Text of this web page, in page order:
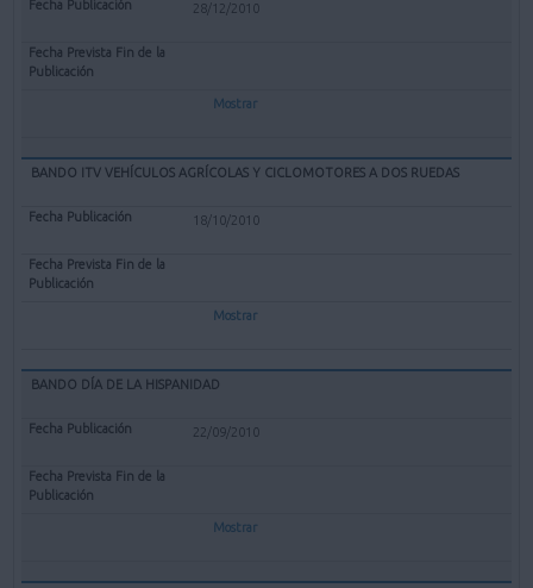
28/12/2010
Mostrar
BANDO ITV VEHÍCULOS AGRÍCOLAS Y CICLOMOTORES A DOS RUEDAS
18/10/2010
Mostrar
BANDO DÍA DE LA HISPANIDAD
22/09/2010
Mostrar